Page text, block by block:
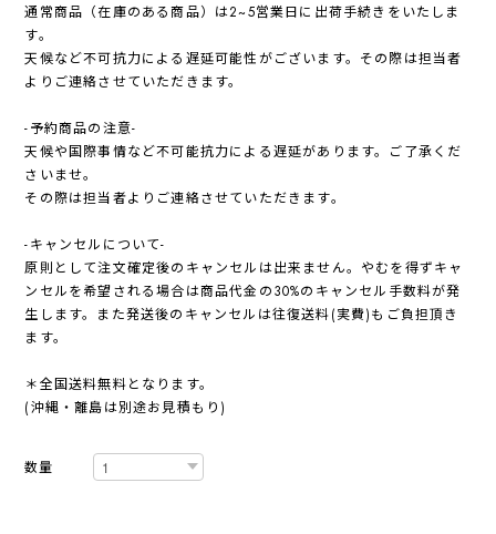
通常商品（在庫のある商品）は2~5営業日に出荷手続きをいたしま
す。
天候など不可抗力による遅延可能性がございます。その際は担当者
よりご連絡させていただきます。
-予約商品の注意-
天候や国際事情など不可能抗力による遅延があります。ご了承くだ
さいませ。
その際は担当者よりご連絡させていただきます。
-キャンセルについて-
原則として注文確定後のキャンセルは出来ません。やむを得ずキャ
ンセルを希望される場合は商品代金の30%のキャンセル手数料が発
生します。また発送後のキャンセルは往復送料(実費)もご負担頂き
ます。
＊全国送料無料となります。
(沖縄・離島は別途お見積もり)
数量